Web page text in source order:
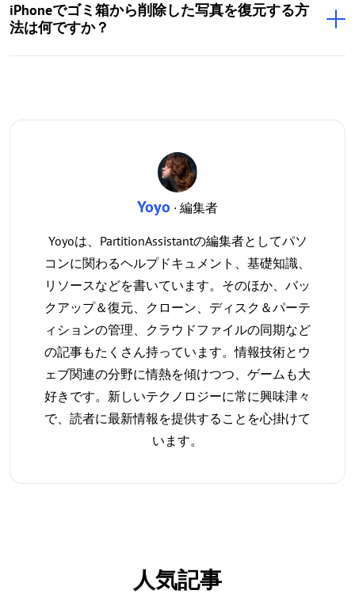
iPhoneでゴミ箱から削除した写真を復元する方
法は何ですか？
Yoyo · 編集者
Yoyoは、PartitionAssistantの編集者としてパソ
コンに関わるヘルプドキュメント、基礎知識、
リソースなどを書いています。そのほか、バッ
クアップ＆復元、クローン、ディスク＆パーテ
ィションの管理、クラウドファイルの同期など
の記事もたくさん持っています。情報技術とウ
ェブ関連の分野に情熱を傾けつつ、ゲームも大
好きです。新しいテクノロジーに常に興味津々
で、読者に最新情報を提供することを心掛けて
います。
人気記事